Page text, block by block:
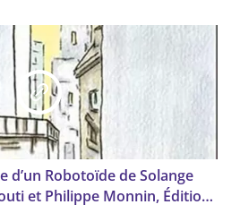
d’un Robotoïde de Solange
et Philippe Monnin, Éditions